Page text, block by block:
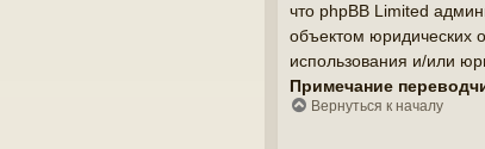
что phpBB Limited
объектом юридических
использования и/или
Примечание
Вернуться к началу